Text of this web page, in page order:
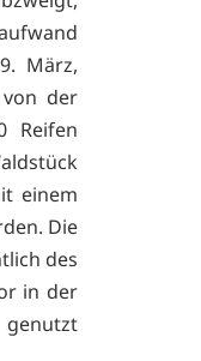
März,
der
Reifen
einem
Die
des
in der